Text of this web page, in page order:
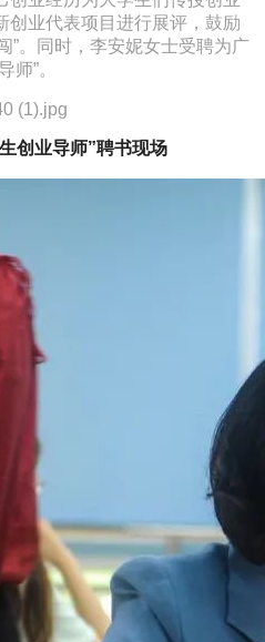
创业代表项目进行展评，鼓励
”。同时，李安妮女士受聘为广
师”。
创业导师”聘书现场